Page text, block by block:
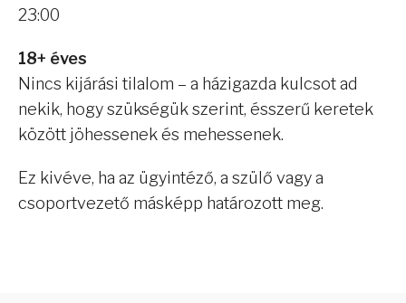
23:00
18+ éves
Nincs kijárási tilalom – a házigazda kulcsot ad
nekik, hogy szükségük szerint, ésszerű keretek
között jöhessenek és mehessenek.
Ez kivéve, ha az ügyintéző, a szülő vagy a
csoportvezető másképp határozott meg.